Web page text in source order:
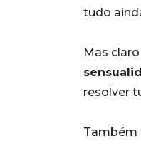
tudo
Mas
resolver
Também